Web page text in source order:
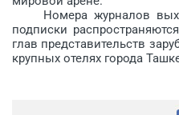
Номера журналов
подписки
глав представительств
крупных отелях города